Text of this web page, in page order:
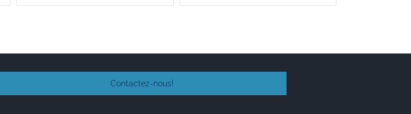
Contactez-nous!